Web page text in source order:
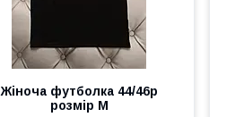
Жіноча футболка 44/46р
розмір М